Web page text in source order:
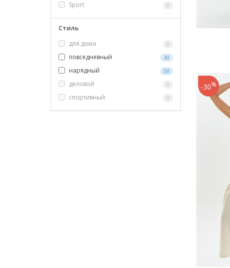
Sport 0
Стиль
для дома
0
повседневный 49
нарядный 58
деловой 0
спортивный 0
-30%